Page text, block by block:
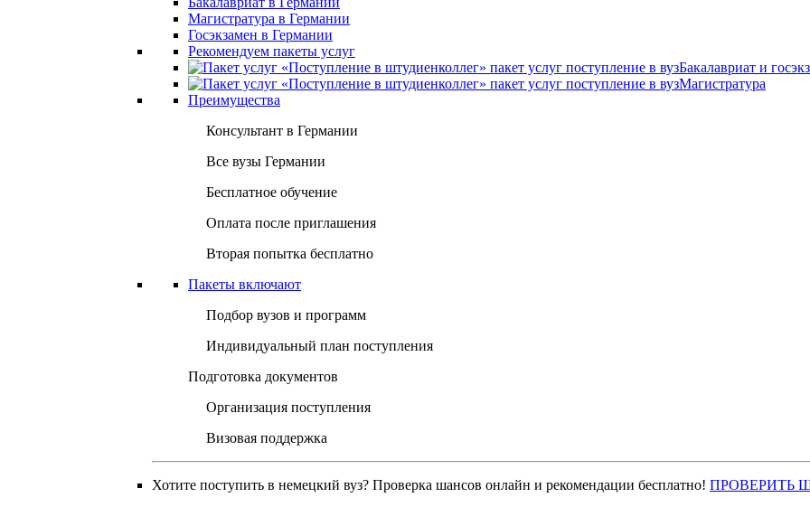
Магистратура в Германии
Госэкзамен в Германии
Рекомендуем пакеты услуг
Бакалавриат и
Магистратура
Преимущества
Консультант в Германии
Все вузы Германии
Бесплатное обучение
Оплата после приглашения
Вторая попытка бесплатно
Пакеты включают
Подбор вузов и программ
Индивидуальный план поступления
Подготовка документов
Организация поступления
Визовая поддержка
Хотите поступить в немецкий вуз? Проверка шансов онлайн и рекомендации бесплатно! ПРОВЕРИТЬ